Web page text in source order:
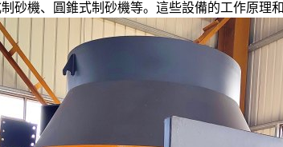
砂機、圓錐式制砂機等。這些設備的工作原理